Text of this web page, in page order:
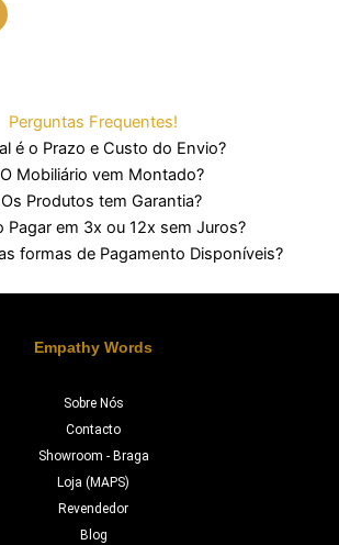
Perguntas Frequentes!
é o Prazo e Custo do Envio?
O Mobiliário vem Montado?
Os Produtos tem Garantia?
Pagar em 3x ou 12x sem Juros?
formas de Pagamento Disponíveis?
Empathy Words
Sobre Nós
Contacto
Showroom - Braga
Loja (MAPS)
Revendedor
Blog